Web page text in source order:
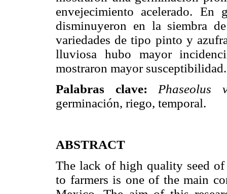
envejecimiento acelerado. En
disminuyeron en la siembra
variedades de tipo pinto y
lluviosa hubo mayor
mostraron mayor susceptibilidad.
Palabras clave:
germinación, riego, temporal.
ABSTRACT
The lack of high quality seed
to farmers is one of the main